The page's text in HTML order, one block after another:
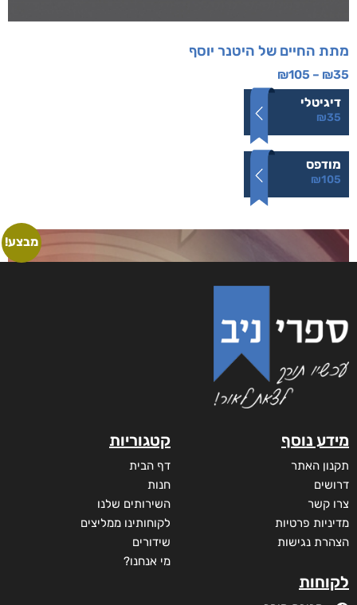
מתת החיים של היטנר יוסף
₪35
–
₪105
דיגיטלי
₪35
מודפס
₪105
מבצע!
מידע נוסף
תקנון האתר
דרושים
צרו קשר
מדיניות פרטיות
הצהרת נגישות
לקוחות
קטגוריות
דף הבית
חנות
השירותים שלנו
לקוחותינו ממליצים
שידורים
מי אנחנו?